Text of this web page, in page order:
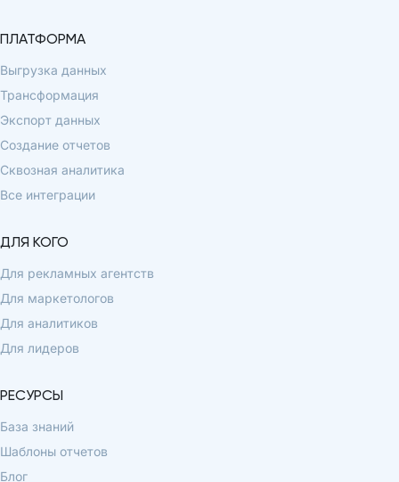
ПЛАТФОРМА
Выгрузка данных
Трансформация
Экспорт данных
Создание отчетов
Сквозная аналитика
Все интеграции
ДЛЯ КОГО
Для рекламных агентств
Для маркетологов
Для аналитиков
Для лидеров
РЕСУРСЫ
База знаний
Шаблоны отчетов
Блог